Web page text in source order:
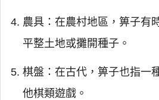
農具：在農村地區，箅子有
平整土地或攤開種子。
棋盤：在古代，箅子也指一
他棋類遊戲。